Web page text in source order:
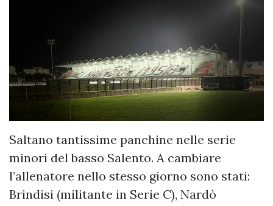
Saltano tantissime panchine nelle serie
minori del basso Salento. A cambiare
l’allenatore nello stesso giorno sono stati:
Brindisi (militante in Serie C), Nardò